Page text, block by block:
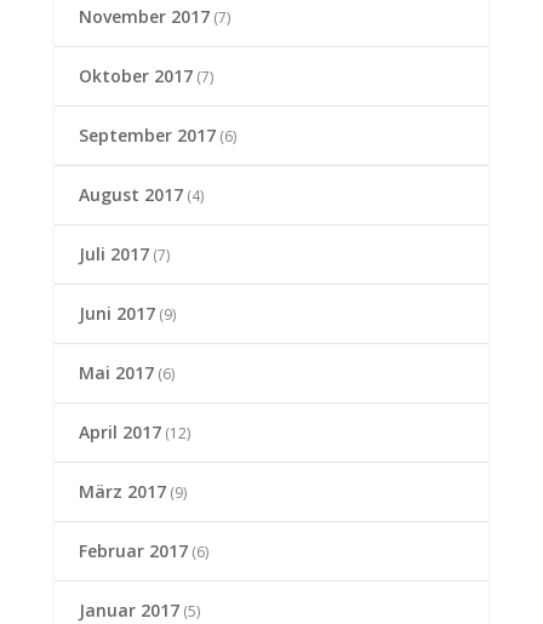
November 2017(7)
Oktober 2017(7)
September 2017(6)
August 2017(4)
Juli 2017(7)
Juni 2017(9)
Mai 2017(6)
April 2017(12)
März 2017(9)
Februar 2017(6)
Januar 2017(5)